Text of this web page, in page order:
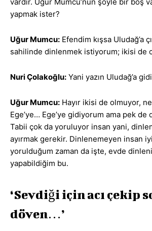
yapmak ister?
Uğur Mumcu: Efendim kışsa Uludağ’a
sahilinde dinlenmek istiyorum; ikisi de
Nuri Çolakoğlu: Yani yazın Uludağ’a
Uğur Mumcu: Hayır ikisi de olmuyor,
Ege’ye… Ege’ye gidiyorum ama pek
Tabii çok da yoruluyor insan yani,
ayırmak gerekir. Dinlenemeyen insan
yorulduğum zaman da işte, evde
yapabildiğim bu.
‘Sevdiği için acı çekip
döven…’